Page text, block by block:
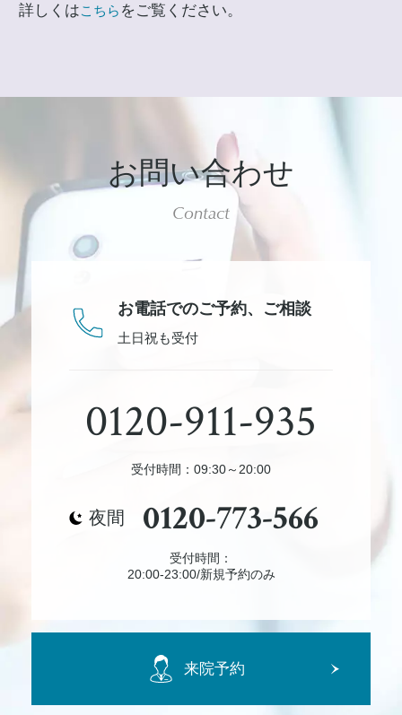
詳しくはこちら をご覧ください。
お問い合わせ
Contact
お電話でのご予約、 ご相談
土日祝も受付
0120-911-935
受付時間：09:30～20:00
夜間 0120-773-566
受付時間：
20:00-23:00/新規予約のみ
来院予約